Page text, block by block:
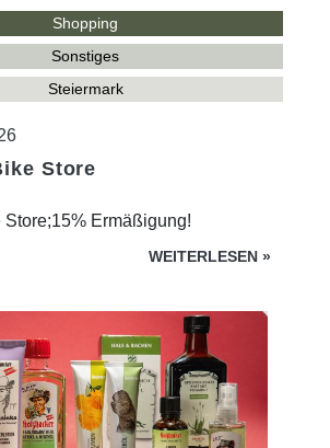
Shopping
Sonstiges
Steiermark
Store
Ermäßigung!
WEITERLESEN »